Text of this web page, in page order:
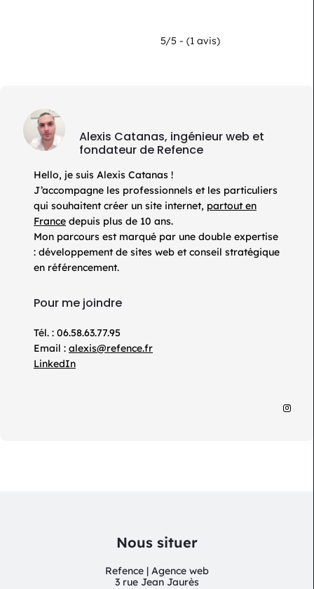
5/5 - (1 avis)
Alexis Catanas, ingénieur web et
fondateur de Refence
Hello, je suis Alexis Catanas !
J’accompagne les professionnels et les particuliers
qui souhaitent créer un site internet, partout en
France depuis plus de 10 ans.
Mon parcours est marqué par une double expertise
: développement de sites web et conseil stratégique
en référencement.
Pour me joindre
Tél. : 06.58.63.77.95
Email : alexis@refence.fr
LinkedIn
Nous situer
Refence | Agence web
3 rue Jean Jaurès